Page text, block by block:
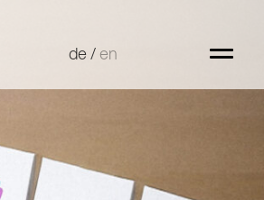
de/en
de/en